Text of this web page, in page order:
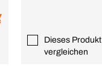
Dieses Produkt
vergleichen